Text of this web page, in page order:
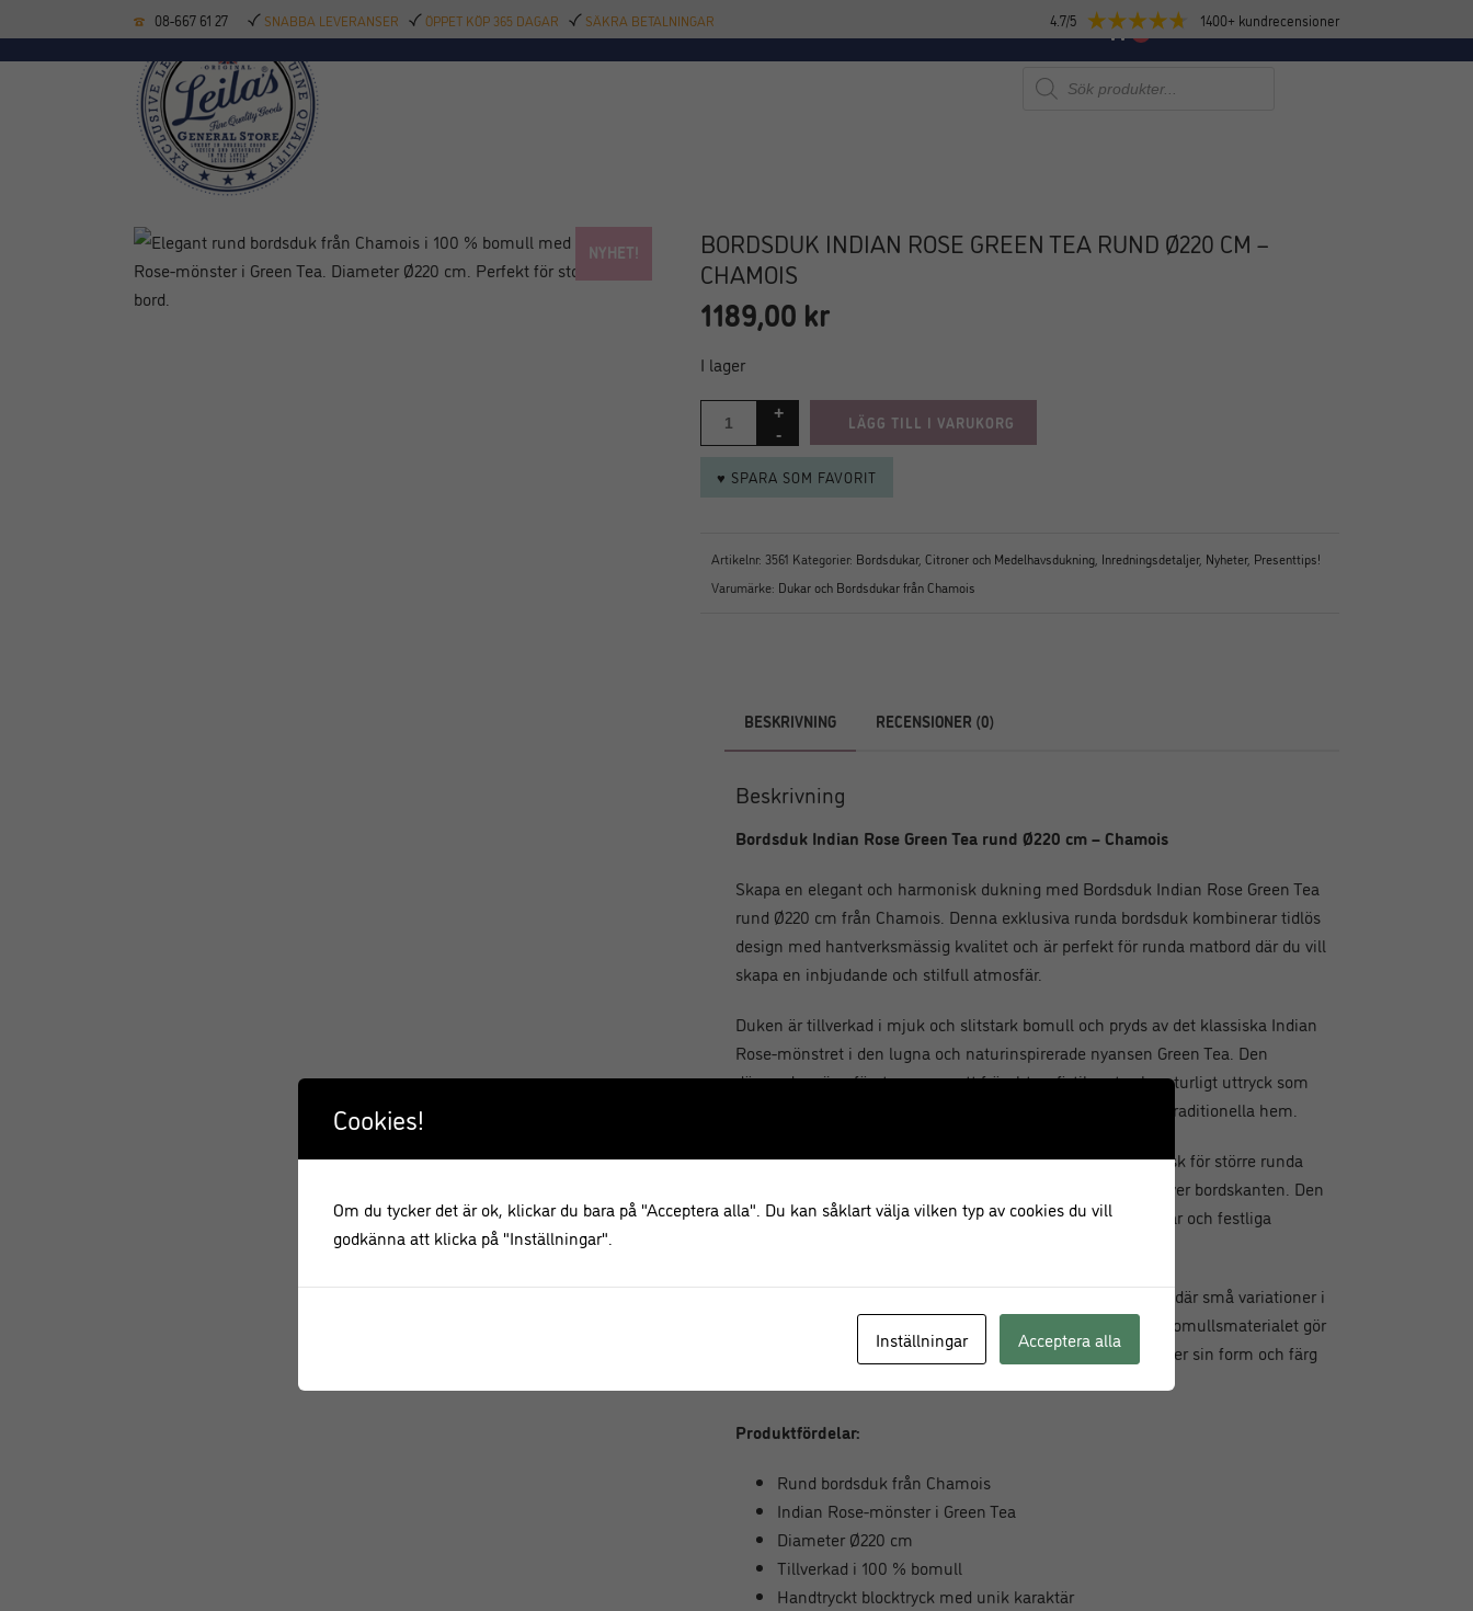
08-667 61 27 SNABBA LEVERANSER ÖPPET KÖP 365 DAGAR SÄKRA BETALNINGAR 4.7/5 1400+ kundrecensioner
KÖKSREDSKAP BAKTILLBEHÖR BAR DELIKATESSER NYHETER 0
Produktsökning
NYHET!
BORDSDUK INDIAN ROSE GREEN TEA RUND Ø220 CM –
CHAMOIS
1189,00 kr
I lager
LÄGG TILL I VARUKORG
♥ SPARA SOM FAVORIT
Artikelnr: 3561 Kategorier: Bordsdukar, Citroner och Medelhavsdukning Inredningsdetaljer, Nyheter, Presenttips!
Varumärke: Dukar och Bordsdukar från Chamois
BESKRIVNING RECENSIONER (0)
Beskrivning
Bordsduk Indian Rose Green Tea rund Ø220 cm – Chamois
Skapa en elegant och harmonisk dukning med Bordsduk Indian Rose Green Tea
rund Ø220 cm från Chamois. Denna exklusiva runda bordsduk kombinerar tidlös
design med hantverksmässig kvalitet och är perfekt för runda matbord där du vill
skapa en inbjudande och stilfull atmosfär.
Duken är tillverkad i mjuk och slitstark bomull och pryds av det klassiska Indian
Rose-mönstret i den lugna och naturinspirerade nyansen Green Tea. Den
dämpade gröna färgtonen ger ett fräscht, sofistikerat och naturligt uttryck som
lyfter hela rummet och passar lika bra i moderna som mer traditionella hem.
Med en diameter på 220 cm är denna runda bordsduk idealisk för större runda
matbord och skapar ett mjukt, balanserat och elegant fall över bordskanten. Den
generösa storleken gör den perfekt för både vardagsmiddagar och festliga
Det handtryckta blocktrycket ger varje duk en unik karaktär, där små variationer i
mönster och färg bidrar till en levande och genuin känsla. Bomullsmaterialet gör
duken både praktisk och lättskött, samtidigt som den behåller sin form och färg
Produktfördelar:
Rund bordsduk från Chamois
Indian Rose-mönster i Green Tea
Diameter Ø220 cm
Tillverkad i 100 % bomull
Handtryckt blocktryck med unik karaktär
Cookies!
Om du tycker det är ok, klickar du bara på "Acceptera alla". Du kan såklart välja vilken typ av cookies du vill
godkänna att klicka på "Inställningar".
Inställningar Acceptera alla